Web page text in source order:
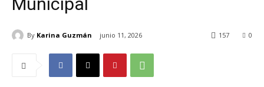
By Karina Guzmán junio 11, 2026 0
157